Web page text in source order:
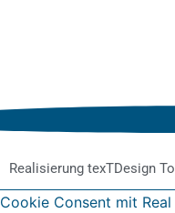
Realisierung texTDesign
Cookie Consent mit